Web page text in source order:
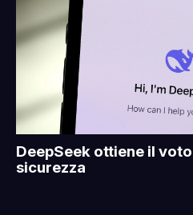
DeepSeek ottiene il
sicurezza